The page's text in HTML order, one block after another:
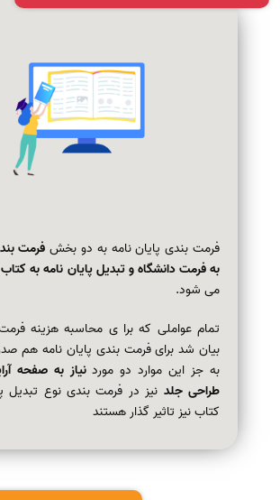
فرمت بندی پایان نامه به دو بخش فرمت
به فرمت دانشگاه و تبدیل پایان نامه به کتاب
می شود.
تمام عواملی که برا ی محاسبه هزینه
بیان شد برای فرمت بندی پایان نامه هم
به جز این موارد دو موردنیاز به صفحه
طراحی جلد نیز در فرمت بندی نوع تبدیل
کتاب نیز تاثیر گذار هستند